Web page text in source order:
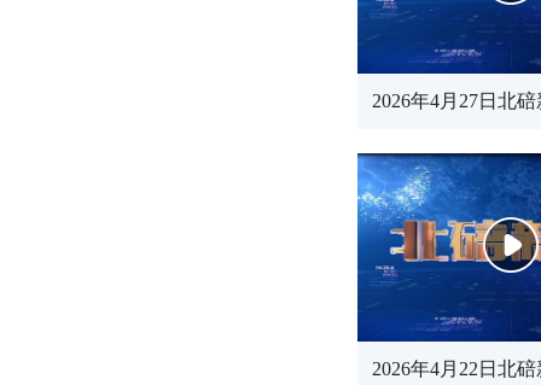
2026年4月27日北
2026年4月22日北